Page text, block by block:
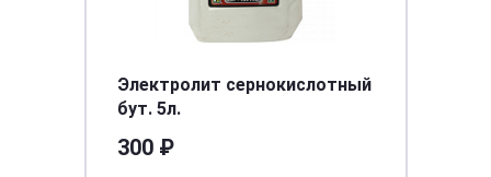
Электролит сернокислотный
бут. 5л.
300 ₽